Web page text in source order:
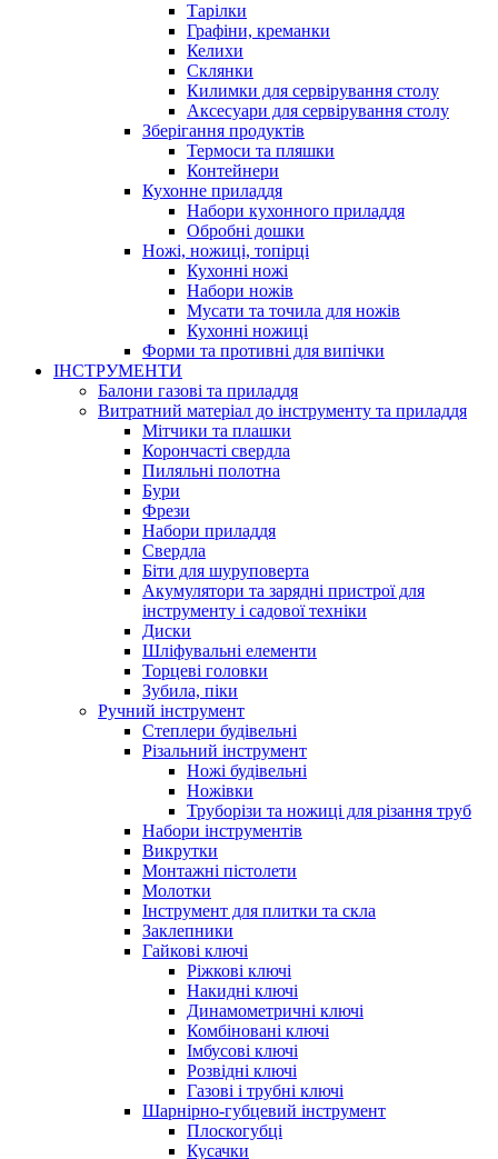
Тарілки
Графіни, креманки
Келихи
Склянки
Килимки для сервірування столу
Аксесуари для сервірування столу
Зберігання продуктів
Термоси та пляшки
Контейнери
Кухонне приладдя
Набори кухонного приладдя
Обробні дошки
Ножі, ножиці, топірці
Кухонні ножі
Набори ножів
Мусати та точила для ножів
Кухонні ножиці
Форми та противні для випічки
ІНСТРУМЕНТИ
Балони газові та приладдя
Витратний матеріал до інструменту та приладдя
Мітчики та плашки
Корончасті свердла
Пиляльні полотна
Бури
Фрези
Набори приладдя
Свердла
Біти для шуруповерта
Акумулятори та зарядні пристрої для
інструменту і садової техніки
Диски
Шліфувальні елементи
Торцеві головки
Зубила, піки
Ручний інструмент
Степлери будівельні
Різальний інструмент
Ножі будівельні
Ножівки
Труборізи та ножиці для різання труб
Набори інструментів
Викрутки
Монтажні пістолети
Молотки
Інструмент для плитки та скла
Заклепники
Гайкові ключі
Ріжкові ключі
Накидні ключі
Динамометричні ключі
Комбіновані ключі
Імбусові ключі
Розвідні ключі
Газові і трубні ключі
Шарнірно-губцевий інструмент
Плоскогубцi
Кусачки